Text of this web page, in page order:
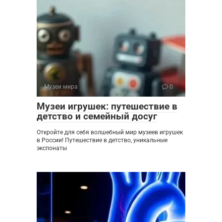
Музеи мира 0
Музеи игрушек: путешествие в
детство и семейный досуг
Откройте для себя волшебный мир музеев игрушек
в России! Путешествие в детство, уникальные
экспонаты